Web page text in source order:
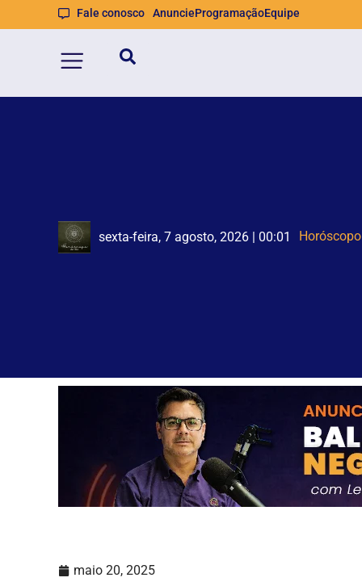
Fale conosco AnuncieProgramaçãoEquipe
sexta-feira, 7 agosto, 2026 | 00:01
quinta-feira, 6 agosto, 2026 | 18:27 STJ decid
Samae
maio 20, 2025